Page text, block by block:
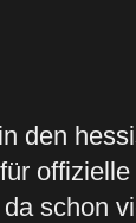
den
schon